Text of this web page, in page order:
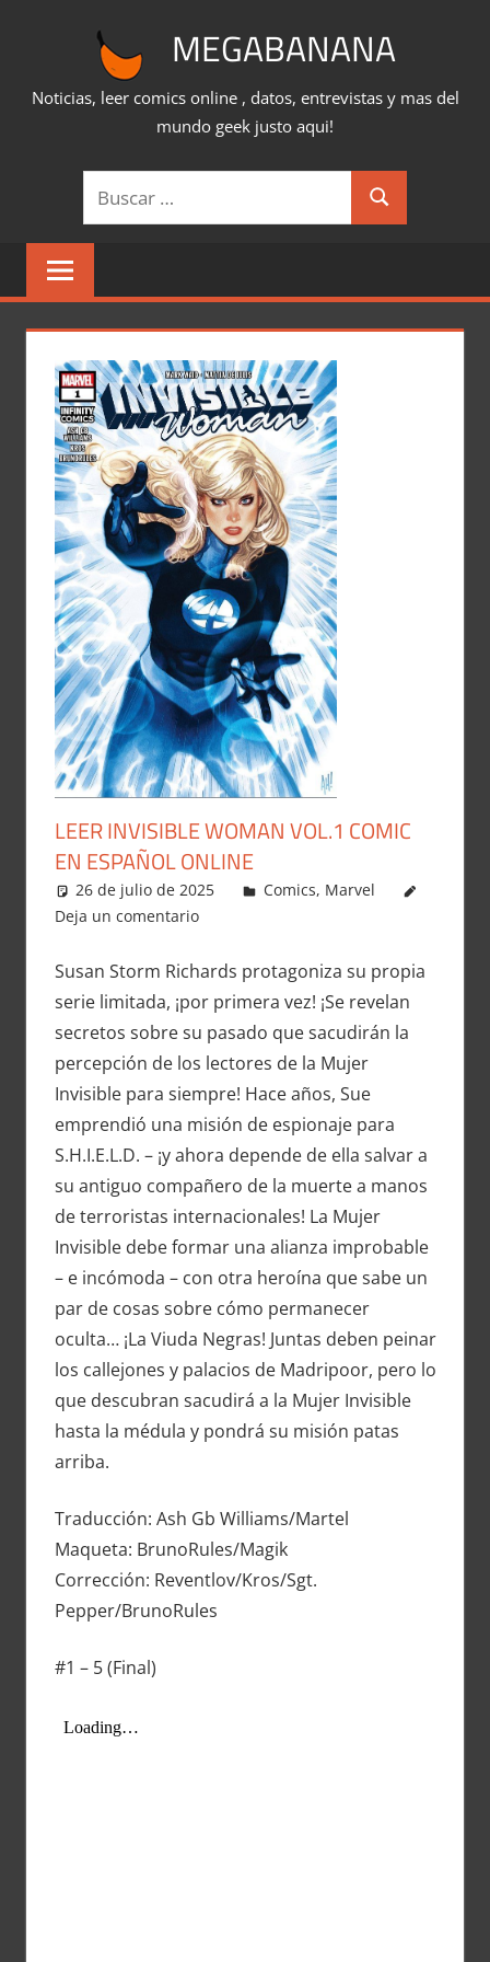
MEGABANANA
Noticias, leer comics online , datos, entrevistas y mas del
mundo geek justo aqui!
Buscar:
Buscar
LEER INVISIBLE WOMAN VOL.1 COMIC
EN ESPAÑOL ONLINE
26 de julio de 2025 Carlitox Banana
Comics, Marvel
Deja un comentario
Susan Storm Richards protagoniza su propia
serie limitada, ¡por primera vez! ¡Se revelan
secretos sobre su pasado que sacudirán la
percepción de los lectores de la Mujer
Invisible para siempre! Hace años, Sue
emprendió una misión de espionaje para
S.H.I.E.L.D. – ¡y ahora depende de ella salvar a
su antiguo compañero de la muerte a manos
de terroristas internacionales! La Mujer
Invisible debe formar una alianza improbable
– e incómoda – con otra heroína que sabe un
par de cosas sobre cómo permanecer
oculta… ¡La Viuda Negras! Juntas deben peinar
los callejones y palacios de Madripoor, pero lo
que descubran sacudirá a la Mujer Invisible
hasta la médula y pondrá su misión patas
arriba.
Traducción: Ash Gb Williams/Martel
Maqueta: BrunoRules/Magik
Corrección: Reventlov/Kros/Sgt.
Pepper/BrunoRules
#1 – 5 (Final)